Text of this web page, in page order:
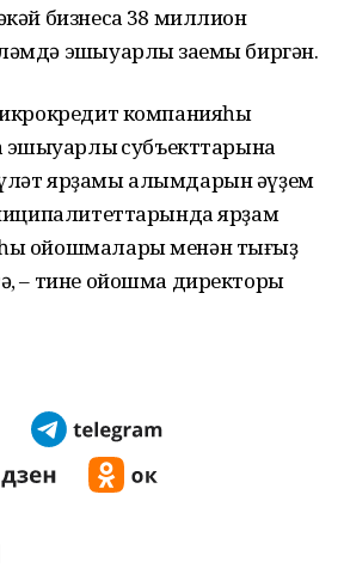
бизнесҡа 38 миллион
эшҡыуарлыҡ заемы биргән.
компанияһы
субъекттарына
ярҙамы алымдарын әүҙем
ярҙам
ойошмалары менән тығыҙ
– тине ойошма директоры